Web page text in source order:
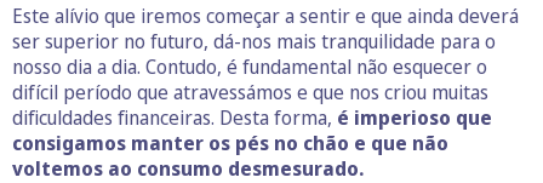
Este alívio que iremos começar a sentir e que ainda deverá
ser superior no futuro, dá-nos mais tranquilidade para o
nosso dia a dia. Contudo, é fundamental não esquecer o
difícil período que atravessámos e que nos criou muitas
dificuldades financeiras. Desta forma, é imperioso que
consigamos manter os pés no chão e que não
voltemos ao consumo desmesurado.